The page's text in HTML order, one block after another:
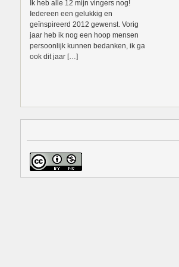
Ik heb alle 12 mijn vingers nog!
Iedereen een gelukkig en
geïnspireerd 2012 gewenst. Vorig
jaar heb ik nog een hoop mensen
persoonlijk kunnen bedanken, ik ga
ook dit jaar […]